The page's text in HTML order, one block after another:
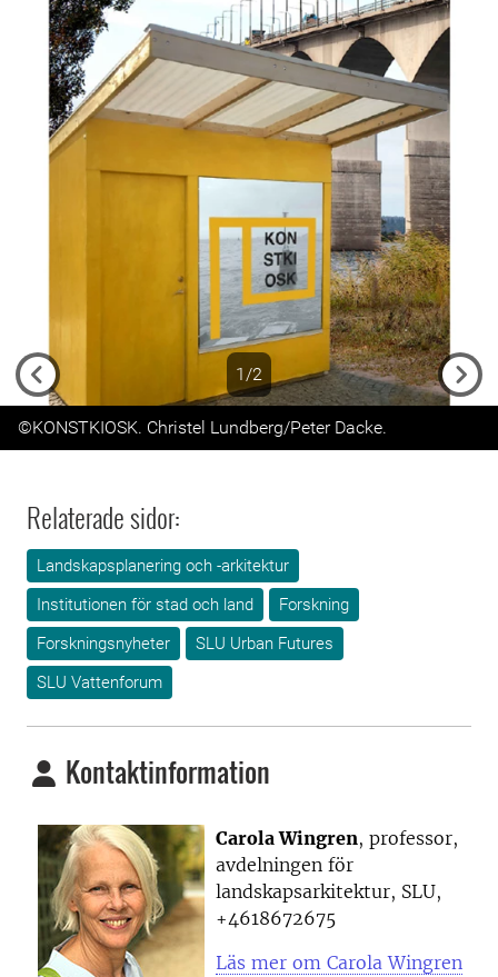
1/2
Previous
©KONSTKIOSK. Christel Lundberg/Peter Dacke.
Relaterade sidor:
Landskapsplanering och -arkitektur
Institutionen för stad och land
Forskning
Forskningsnyheter
SLU Urban Futures
SLU Vattenforum
Kontaktinformation
Carola Wingren, professor,
avdelningen för
landskapsarkitektur, SLU,
+4618672675
Läs mer om Carola Wingren